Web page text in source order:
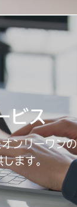
ビス
ンリーワンの
ます。